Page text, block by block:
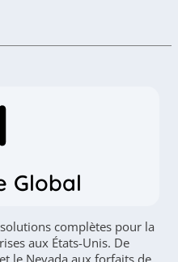
Global
complètes pour la
aux États-Unis. De